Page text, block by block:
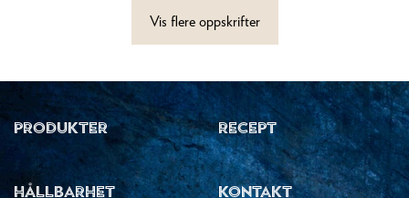
Vis flere oppskrifter
PRODUKTER RECEPT
HÅLLBARHET KONTAKT